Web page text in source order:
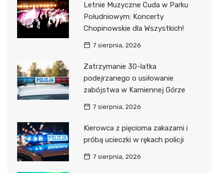
Letnie Muzyczne Cuda w Parku
Południowym: Koncerty
Chopinowskie dla Wszystkich!
7 sierpnia, 2026
Zatrzymanie 30-latka
podejrzanego o usiłowanie
zabójstwa w Kamiennej Górze
7 sierpnia, 2026
Kierowca z pięcioma zakazami i
próbą ucieczki w rękach policji
7 sierpnia, 2026